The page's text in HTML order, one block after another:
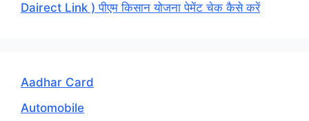
Dairect Link ) पीएम किसान योजना पेमेंट चेक कैसे करें
Aadhar Card
Automobile